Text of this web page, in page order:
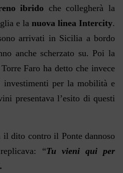
ibrido che collegherà la
e la nuova linea Intercity.
arrivati in Sicilia a bordo
anche scherzato su. Poi la
Faro ha detto che invece
investimenti per la mobilità e
presentava l’esito di questi
il dito contro il Ponte dannoso
“Tu vieni qui per